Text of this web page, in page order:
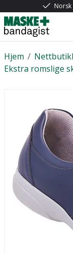
/
Hjem
Ekstra romslige